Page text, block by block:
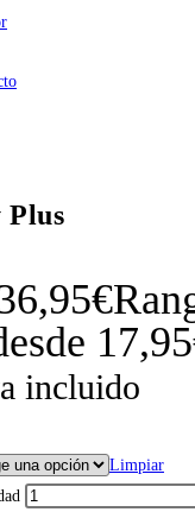
Plus
€
incluido
Limpiar